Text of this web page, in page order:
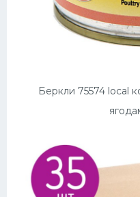
Беркли 75574 local